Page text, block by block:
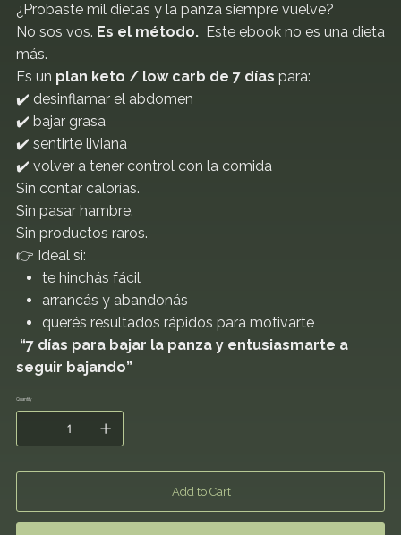
¿Probaste mil dietas y la panza siempre vuelve?
No sos vos. Es el método. Este ebook no es una dieta
más.
Es un plan keto / low carb de 7 días para:
✔️ desinflamar el abdomen
✔️ bajar grasa
✔️ sentirte liviana
✔️ volver a tener control con la comida
Sin contar calorías.
Sin pasar hambre.
Sin productos raros.
👉 Ideal si:
te hinchás fácil
arrancás y abandonás
querés resultados rápidos para motivarte
“7 días para bajar la panza y entusiasmarte a
seguir bajando”
Quantity
Add to Cart